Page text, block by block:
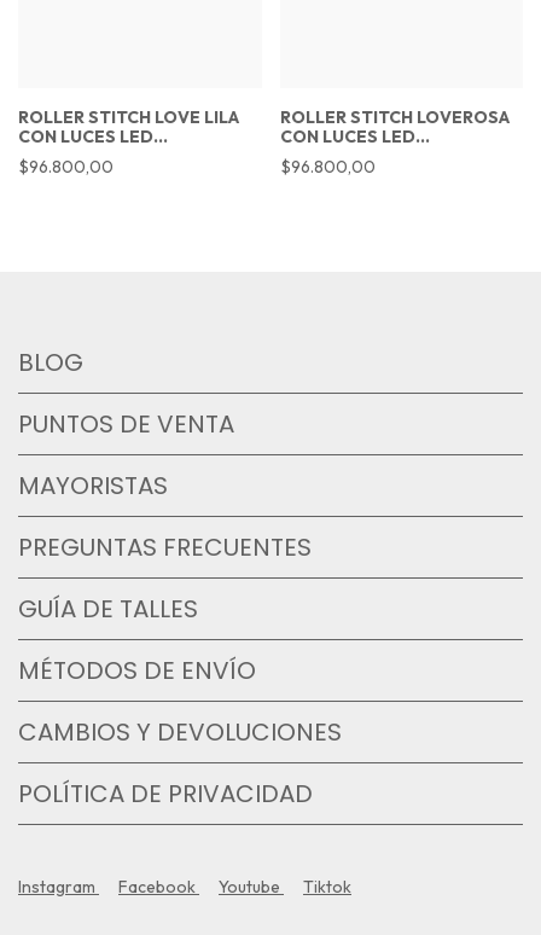
ROLLER STITCH LOVE LILA
CON LUCES LED
RECARGABLE
$96.800,00
ROLLER STITCH LOVEROSA
CON LUCES LED
RECARGABLE
$96.800,00
BLOG
PUNTOS DE VENTA
MAYORISTAS
PREGUNTAS FRECUENTES
GUÍA DE TALLES
MÉTODOS DE ENVÍO
CAMBIOS Y DEVOLUCIONES
POLÍTICA DE PRIVACIDAD
Instagram Facebook Youtube Tiktok